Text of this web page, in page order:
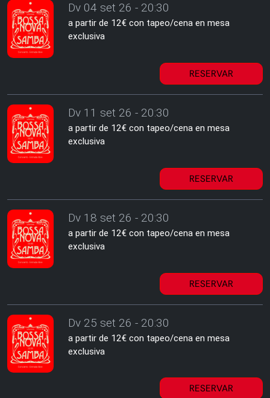
Dv 04 set 26 - 20:30
a partir de 12€ con tapeo/cena en mesa
exclusiva
RESERVAR
Dv 11 set 26 - 20:30
a partir de 12€ con tapeo/cena en mesa
exclusiva
RESERVAR
Dv 18 set 26 - 20:30
a partir de 12€ con tapeo/cena en mesa
exclusiva
RESERVAR
Dv 25 set 26 - 20:30
a partir de 12€ con tapeo/cena en mesa
exclusiva
RESERVAR